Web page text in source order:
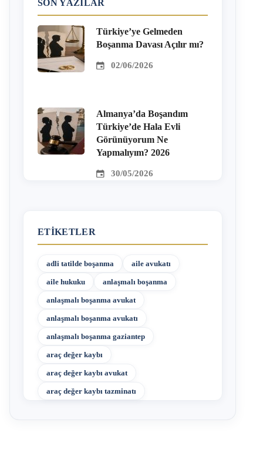
SON YAZILAR
Türkiye’ye Gelmeden
Boşanma Davası Açılır mı?
02/06/2026
Almanya’da Boşandım
Türkiye’de Hala Evli
Görünüyorum Ne
Yapmalıyım? 2026
30/05/2026
ETIKETLER
adli tatilde boşanma aile avukatı
aile hukuku anlaşmalı boşanma
anlaşmalı boşanma avukat
anlaşmalı boşanma avukatı
anlaşmalı boşanma gaziantep
araç değer kaybı
araç değer kaybı avukat
araç değer kaybı tazminatı